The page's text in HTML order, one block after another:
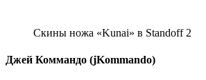
Скины ножа «Kunai» в Standoff 2
Джей Коммандо (jKommando)